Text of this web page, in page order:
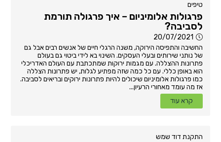
טיפים
פרגולות אלומיניום – איך פרגולה תורמת
לסביבה?
20/07/2021
החשיבה והתפיסה הירוקה, משנה הרגלי חיים של אנשים רבים אבל גם
של נותני שירותים ובעלי העסקים. השינוי בא לידי ביטוי גם בעולם
פתרונות ההצללה. עם מגמות ירוקות שמתכתבת עם העולם האדריכלי
הוא באופן כללי. עם כל כמה שזה מפתיע לגלות, יש פתרונות הצללה
כמו פרגולות אלומיניום שיכולים להיות פתרונות ירוקים ובריאים לסביבה.
אז מה עומד מאחורי הרעיון...
קרא עוד
התקנת דוד שמש